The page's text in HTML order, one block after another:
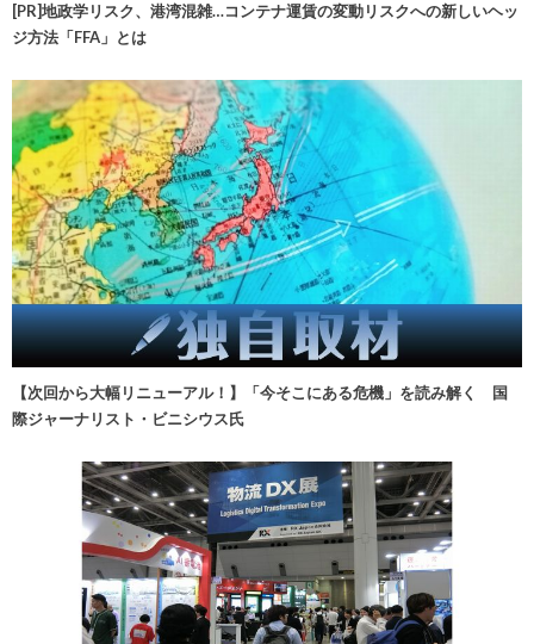
[PR]地政学リスク、港湾混雑…コンテナ運賃の変動リスクへの新しいヘッ
ジ方法「FFA」とは
【次回から大幅リニューアル！】「今そこにある危機」を読み解く 国
際ジャーナリスト・ビニシウス氏